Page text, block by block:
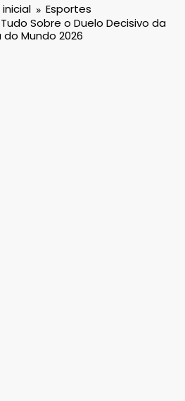
Esportes
Sobre o Duelo Decisivo da
Mundo 2026